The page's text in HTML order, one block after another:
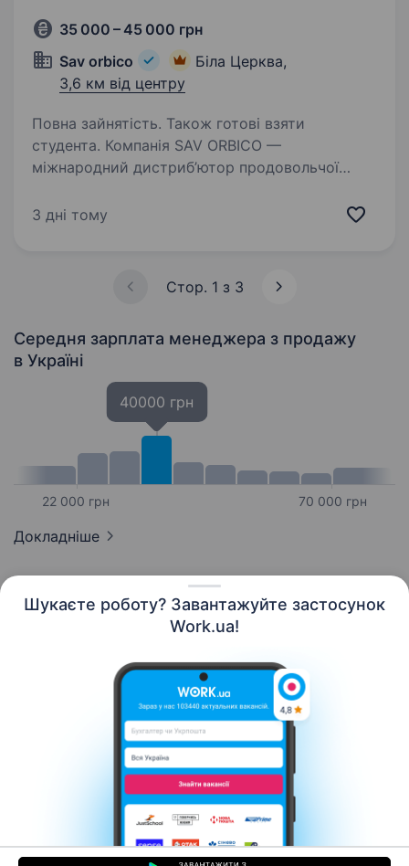
Шукаєте роботу? Завантажуйте застосунок
Work.ua!
35 000 – 45 000 грн
Sav orbico
Біла Церква,
3,6 км від центру
Повна зайнятість. Також готові взяти
студента. Компанія SAV ORBICO —
міжнародний дистриб’ютор продовольчої
та світових виробників. Шукаємо в свою
3 дні тому
Стор. 1 з 3
Середня зарплата менеджера з продажу
в Україні
22 000 грн
40000 грн
70 000 грн
Докладніше
Контакти Про нас
Кар’єра
Допомога Умови використання